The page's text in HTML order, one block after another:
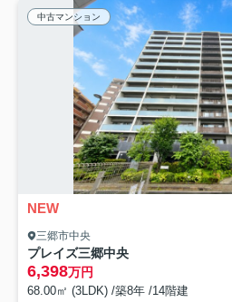
中古マンション
NEW
三郷市中央
プレイズ三郷中央
6,398万円
68.00㎡ (3LDK) /築8年 /14階建